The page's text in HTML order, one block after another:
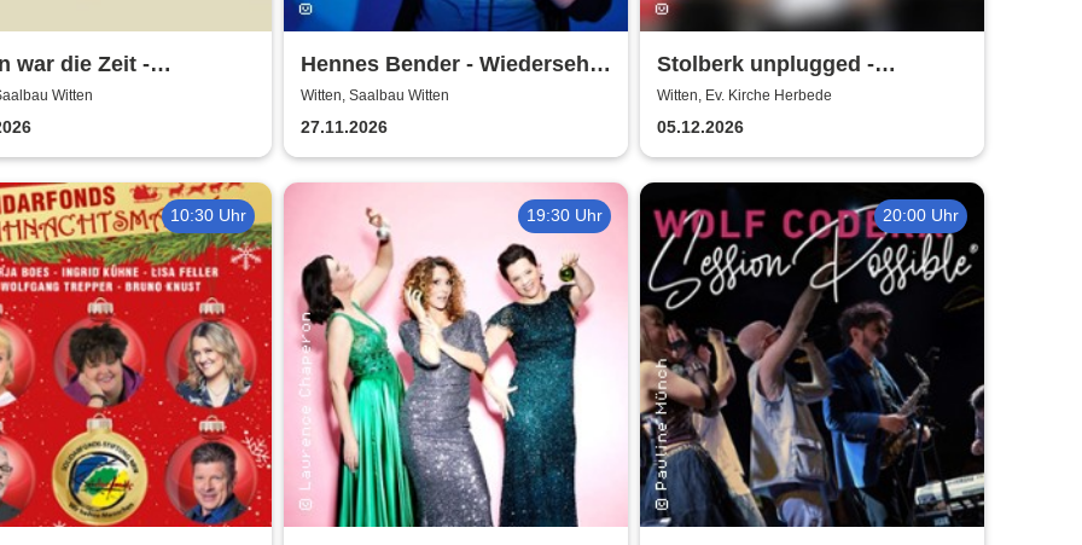
war die Zeit -
Volksbühne
Witten
Hennes Bender - Wiedersehn
macht Freude
Witten, Saalbau Witten
27.11.2026
Stolberk unplugged -
Weihnachtskonzert
Witten, Ev. Kirche Herbede
05.12.2026
10:30 Uhr 19:30 Uhr 20:00 Uhr